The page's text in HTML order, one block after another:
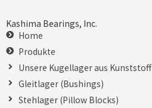
Kashima Bearings, Inc.
Home
Produkte
Unsere Kugellager aus Kunststoff
Gleitlager (Bushings)
Stehlager (Pillow Blocks)